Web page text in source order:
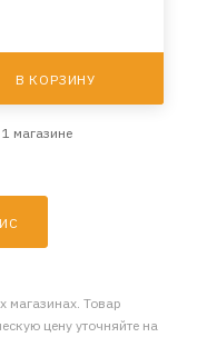
В КОРЗИНУ
магазине
магазинах. Товар
цену уточняйте на